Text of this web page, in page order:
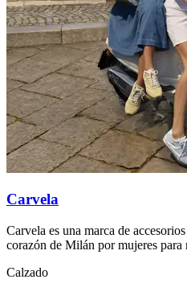
Carvela
Carvela es una marca de
corazón de Milán por mujeres para
Calzado